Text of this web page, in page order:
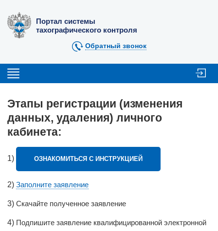
Портал системы
тахографического контроля
Обратный звонок
Этапы регистрации (изменения
данных, удаления) личного
кабинета:
1) ОЗНАКОМИТЬСЯ С ИНСТРУКЦИЕЙ
2) Заполните заявление
3) Скачайте полученное заявление
4) Подпишите заявление квалифицированной электронной